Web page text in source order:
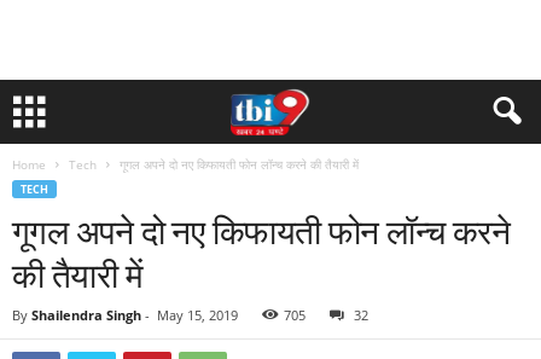
Home Tech गूगल अपने दो नए किफायती फोन लॉन्च करने की तैयारी में
TECH
गूगल अपने दो नए किफायती फोन लॉन्च करने
की तैयारी में
By Shailendra Singh - May 15, 2019 705 32